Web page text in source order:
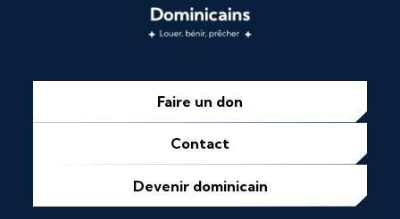
Faire un don
Contact
Devenir dominicain